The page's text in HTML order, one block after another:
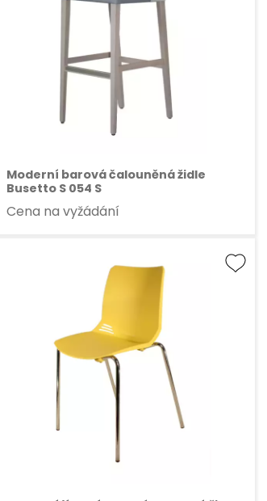
Moderní barová čalouněná židle
Busetto S 054 S
Cena na vyžádání